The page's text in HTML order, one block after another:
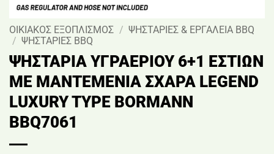
ΟΙΚΙΑΚΟΣ ΕΞΟΠΛΙΣΜΟΣ / ΨΗΣΤΑΡΙΕΣ & ΕΡΓΑΛΕΙΑ BBQ
/ ΨΗΣΤΑΡΙΕΣ BBQ
ΨΗΣΤΑΡΙΑ ΥΓΡΑΕΡΙΟΥ 6+1 ΕΣΤΙΩΝ
ΜE ΜΑΝΤΕΜΕΝΙΑ ΣΧΑΡΑ LEGEND
LUXURY TYPE BORMANN
BBQ7061